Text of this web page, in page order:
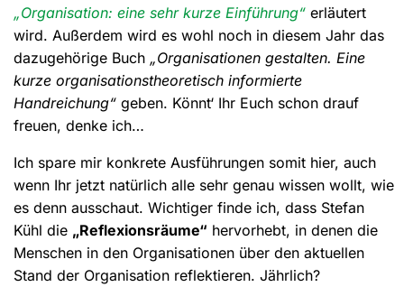
„Organisation: eine sehr kurze Einführung“ erläutert
wird. Außerdem wird es wohl noch in diesem Jahr das
dazugehörige Buch „Organisationen gestalten. Eine
kurze organisationstheoretisch informierte
Handreichung“ geben. Könnt‘ Ihr Euch schon drauf
freuen, denke ich…
Ich spare mir konkrete Ausführungen somit hier, auch
wenn Ihr jetzt natürlich alle sehr genau wissen wollt, wie
es denn ausschaut. Wichtiger finde ich, dass Stefan
Kühl die „Reflexionsräume“ hervorhebt, in denen die
Menschen in den Organisationen über den aktuellen
Stand der Organisation reflektieren. Jährlich?